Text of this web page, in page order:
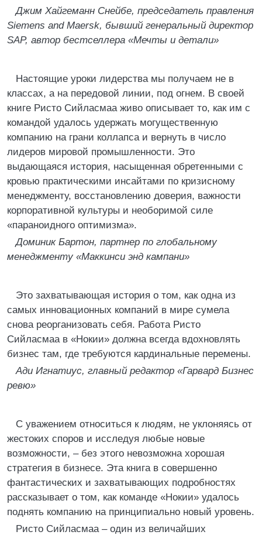
Джим Хайгеманн Снейбе, председатель правления
Siemens and Maersk, бывший генеральный директор
SAP, автор бестселлера «Мечты и детали»
Настоящие уроки лидерства мы получаем не в
классах, а на передовой линии, под огнем. В своей
книге Ристо Сийласмаа живо описывает то, как им с
командой удалось удержать могущественную
компанию на грани коллапса и вернуть в число
лидеров мировой промышленности. Это
выдающаяся история, насыщенная обретенными с
кровью практическими инсайтами по кризисному
менеджменту, восстановлению доверия, важности
корпоративной культуры и необоримой силе
«параноидного оптимизма».
Доминик Бартон, партнер по глобальному
менеджменту «Маккинси энд кампани»
Это захватывающая история о том, как одна из
самых инновационных компаний в мире сумела
снова реорганизовать себя. Работа Ристо
Сийласмаа в «Нокии» должна всегда вдохновлять
бизнес там, где требуются кардинальные перемены.
Ади Игнатиус, главный редактор «Гарвард Бизнес
ревю»
С уважением относиться к людям, не уклоняясь от
жестоких споров и исследуя любые новые
возможности, – без этого невозможна хорошая
стратегия в бизнесе. Эта книга в совершенно
фантастических и захватывающих подробностях
рассказывает о том, как команде «Нокии» удалось
поднять компанию на принципиально новый уровень.
Ристо Сийласмаа – один из величайших